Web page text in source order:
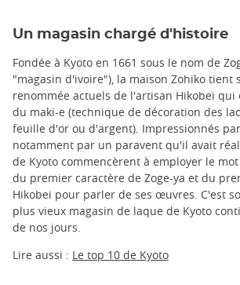
Un magasin chargé d'histoire
Fondée à Kyoto en 1661 sous le nom de
"magasin d'ivoire"), la maison Zohiko tient
renommée actuels de l'artisan Hikobei
du maki-e (technique de décoration des
feuille d'or ou d'argent). Impressionnés
notamment par un paravent qu'il avait
de Kyoto commencèrent à employer le
du premier caractère de Zoge-ya et du
Hikobei pour parler de ses œuvres. C'est
plus vieux magasin de laque de Kyoto
de nos jours.
Lire aussi : Le top 10 de Kyoto